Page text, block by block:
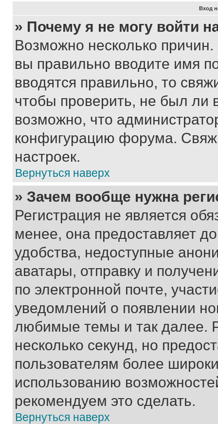
Вход
» Почему я не могу войти
Возможно несколько
вы правильно вводите имя
вводятся правильно, то
чтобы проверить, не был ли
возможно, что
конфигурацию форума.
настроек.
Вернуться наверх
» Зачем вообще нужна
Регистрация не является
менее, она предоставляет
удобства, недоступные
аватары, отправку и
по электронной почте,
уведомлений о появлении
любимые темы и так далее.
несколько секунд, но
пользователям более
использованию
рекомендуем это сделать.
Вернуться наверх